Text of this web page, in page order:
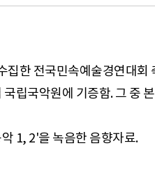
한 전국민속예술경연대
립국악원에 기증함. 그 중
1, 2'을 녹음한 음향자료.